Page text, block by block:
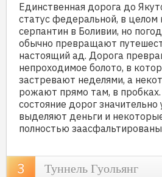
Единственная дорога до
статус федеральной, в целом
серпантин в Боливии, но
обычно превращают
настоящий ад. Дорога
непроходимое болото, в
застревают неделями, а
рожают прямо там, в
состояние дорог значительно
выделяют деньги и
полностью
Туннель Гуольянг